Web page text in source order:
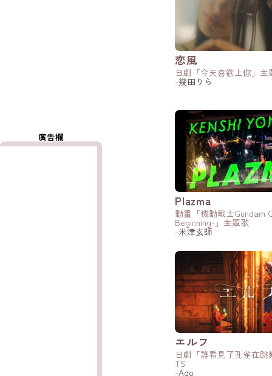
恋風
日劇「今天喜歡上你」主
-幾田りら
Plazma
動畫「機動戦士Gundam
Beginning-」主題歌
-米津玄師
エルフ
日劇「誰看見了孔雀在
TS
-Ado
廣告欄